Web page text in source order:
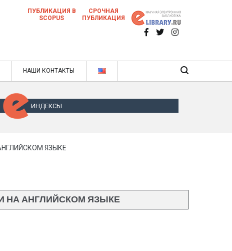
статей в ежемесячном научном
научном журнале
ПУБЛИКАЦИЯ В
SCOPUS
СРОЧНАЯ
ПУБЛИКАЦИЯ
НАШИ КОНТАКТЫ
ИНДЕКСЫ
ЯЗЫКЕ
НА АНГЛИЙСКОМ ЯЗЫКЕ